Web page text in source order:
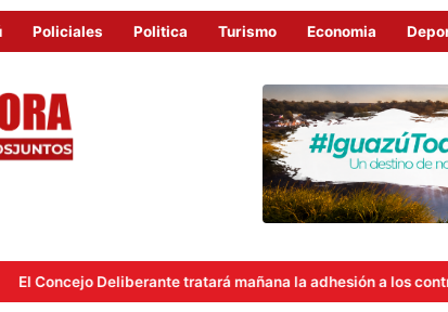
Policiales Politica Turismo Economia
tratará mañana la adhesión a los controles